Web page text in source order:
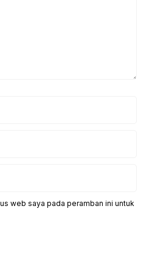
web saya pada peramban ini untuk